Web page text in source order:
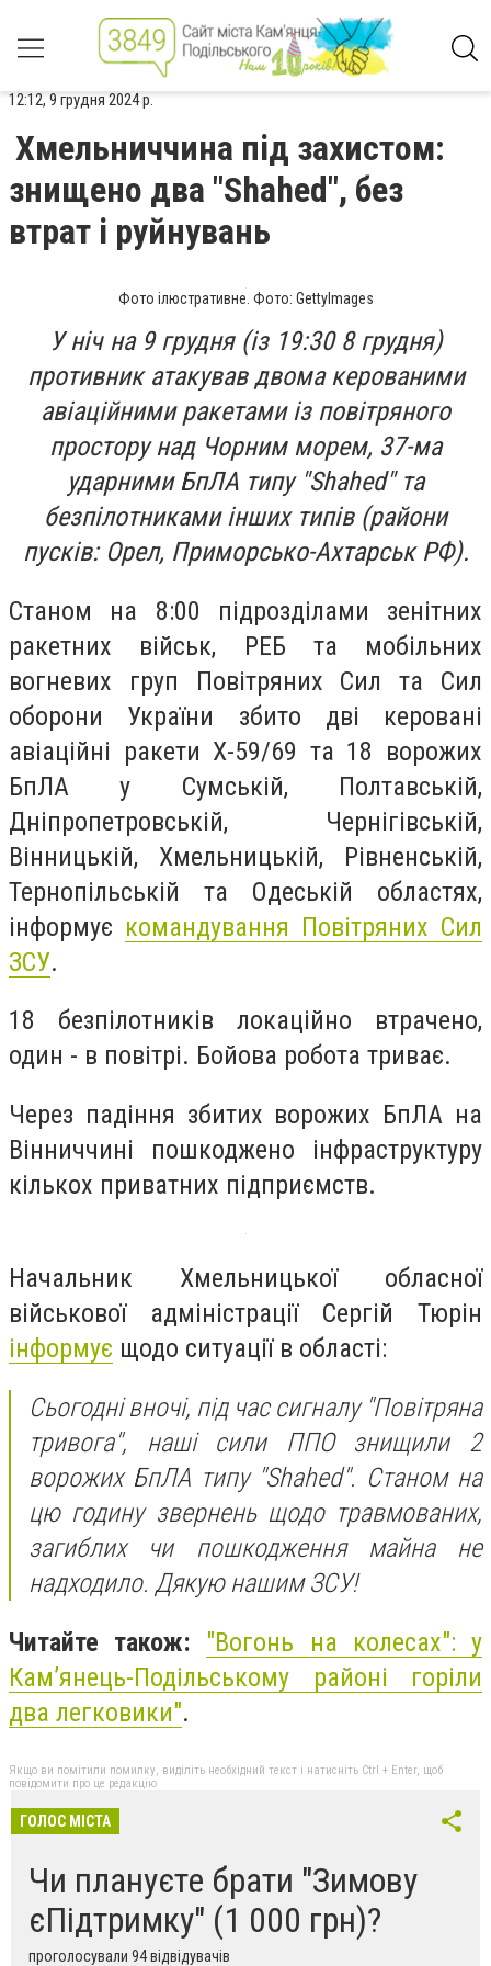
12:12, 9 грудня 2024 р.
Хмельниччина під захистом:
знищено два "Shahed", без
втрат і руйнувань
Фото ілюстративне. Фото: GettyImages
У ніч на 9 грудня (із 19:30 8 грудня)
противник атакував двома керованими
авіаційними ракетами із повітряного
простору над Чорним морем, 37-ма
ударними БпЛА типу "Shahed" та
безпілотниками інших типів (райони
пусків: Орел, Приморсько-Ахтарськ РФ).
Станом на 8:00 підрозділами зенітних
ракетних військ, РЕБ та мобільних
вогневих груп Повітряних Сил та Сил
оборони України збито дві керовані
авіаційні ракети Х-59/69 та 18 ворожих
БпЛА у Сумській, Полтавській,
Дніпропетровській, Чернігівській,
Вінницькій, Хмельницькій, Рівненській,
Тернопільській та Одеській областях,
інформує командування Повітряних Сил
ЗСУ.
18 безпілотників локаційно втрачено,
один - в повітрі. Бойова робота триває.
Через падіння збитих ворожих БпЛА на
Вінниччині пошкоджено інфраструктуру
кількох приватних підприємств.
Начальник Хмельницької обласної
військової адміністрації Сергій Тюрін
інформує щодо ситуації в області:
Сьогодні вночі, під час сигналу "Повітряна
тривога", наші сили ППО знищили 2
ворожих БпЛА типу "Shahed". Станом на
цю годину звернень щодо травмованих,
загиблих чи пошкодження майна не
надходило. Дякую нашим ЗСУ!
Читайте також: "Вогонь на колесах": у
Кам’янець-Подільському районі горіли
два легковики".
Якщо ви помітили помилку, виділіть необхідний текст і натисніть Ctrl + Enter, щоб
повідомити про це редакцію
ГОЛОС МІСТА
Чи плануєте брати "Зимову
єПідтримку" (1 000 грн)?
проголосували 94 відвідувачів